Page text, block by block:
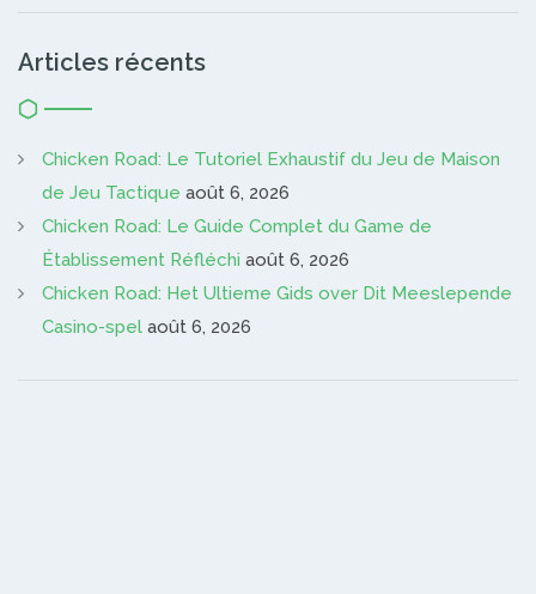
Articles récents
Chicken Road: Le Tutoriel Exhaustif du Jeu de Maison
de Jeu Tactique août 6, 2026
Chicken Road: Le Guide Complet du Game de
Établissement Réfléchi août 6, 2026
Chicken Road: Het Ultieme Gids over Dit Meeslepende
Casino-spel août 6, 2026